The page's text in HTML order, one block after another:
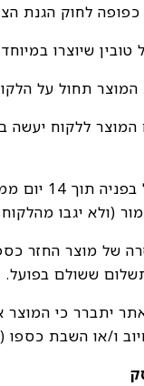
המוצר ללקוח
6.5
(ולא יגבו
של מוצר החזר
ששולם בפועל.
באתר יתברר כי
ו/או השבת כספו